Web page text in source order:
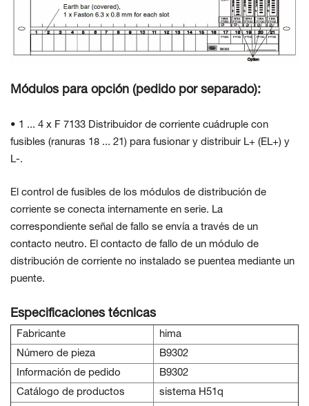
Módulos para opción (pedido por separado):
• 1 ... 4 x F 7133 Distribuidor de corriente cuádruple con
fusibles (ranuras 18 ... 21) para fusionar y distribuir L+ (EL+) y
L-.
El control de fusibles de los módulos de distribución de
corriente se conecta internamente en serie. La
correspondiente señal de fallo se envía a través de un
contacto neutro. El contacto de fallo de un módulo de
distribución de corriente no instalado se puentea mediante un
puente.
Especificaciones técnicas
Fabricante
hima
Número de pieza
B9302
Información de pedido
B9302
Catálogo de productos
sistema H51q